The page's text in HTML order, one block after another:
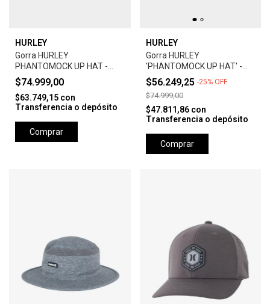
HURLEY
Gorra HURLEY
PHANTOMOCK UP HAT -
GREY
$74.999,00
$63.749,15 con
Transferencia o depósito
Comprar
HURLEY
Gorra HURLEY
'PHANTOMOCK UP HAT' -
UNIVERSTY RED
$56.249,25 -25% OFF
$74.999,00
$47.811,86 con
Transferencia o depósito
Comprar